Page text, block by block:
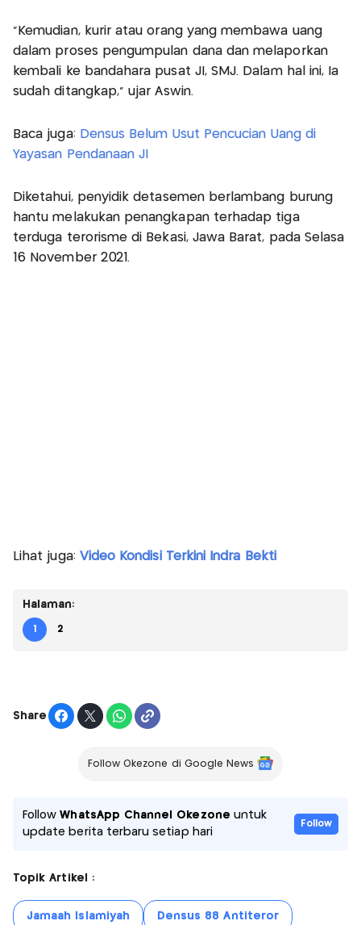
"Kemudian, kurir atau orang yang membawa uang
dalam proses pengumpulan dana dan melaporkan
kembali ke bandahara pusat JI, SMJ. Dalam hal ini, Ia
sudah ditangkap," ujar Aswin.
Baca juga: Densus Belum Usut Pencucian Uang di
Yayasan Pendanaan JI
Diketahui, penyidik detasemen berlambang burung
hantu melakukan penangkapan terhadap tiga
terduga terorisme di Bekasi, Jawa Barat, pada Selasa
16 November 2021.
Lihat juga: Video Kondisi Terkini Indra Bekti
Halaman:
1 2
Share
Follow Okezone di Google News
FollowWhatsApp Channel Okezone untuk
update berita terbaru setiap hari
Follow
Topik Artikel :
Jamaah Islamiyah Densus 88 Antiteror